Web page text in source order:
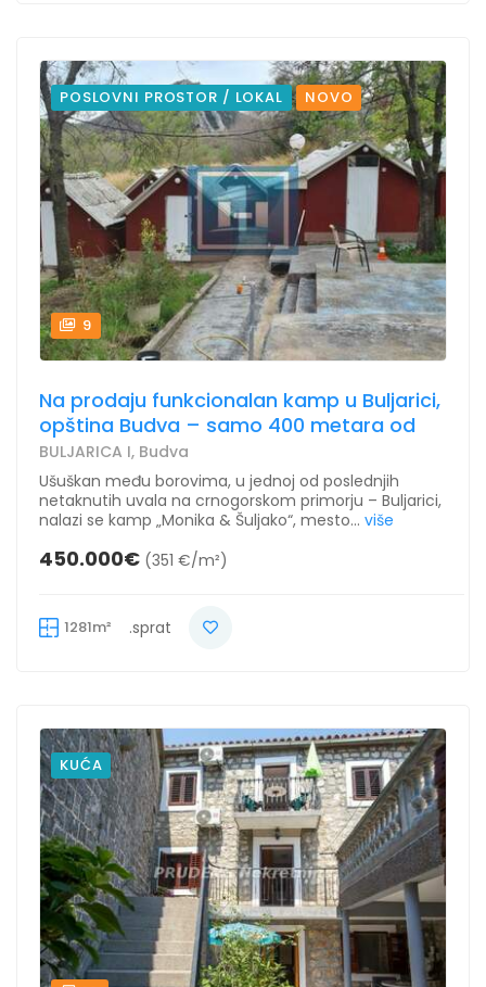
POSLOVNI PROSTOR / LOKAL NOVO
9
Na prodaju funkcionalan kamp u Buljarici,
opština Budva – samo 400 metara od
BULJARICA I, Budva
Ušuškan među borovima, u jednoj od poslednjih
netaknutih uvala na crnogorskom primorju – Buljarici,
nalazi se kamp „Monika & Šuljako“, mesto... više
450.000€ (351 €/m²)
1281m² .sprat
KUĆA